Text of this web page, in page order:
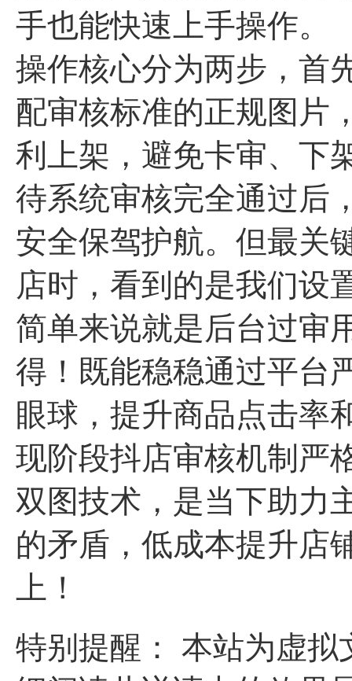
手也能快速上手操作。
操作核心分为两步，首
配审核标准的正规图片
利上架，避免卡审、下
待系统审核完全通过后
安全保驾护航。但最关
店时，看到的是我们设
简单来说就是后台过审
得！既能稳稳通过平台
眼球，提升商品点击率
现阶段抖店审核机制严
双图技术，是当下助力
的矛盾，低成本提升店
上！
特别提醒： 本站为虚